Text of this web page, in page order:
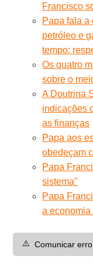
Francisco
Papa fala
petróleo e
tempo:
Os quatro
sobre o
A Doutrina
indicações
as finanças
Papa aos
obedeçam
Papa
sistema"
Papa
a
⚠️ Comunicar erro